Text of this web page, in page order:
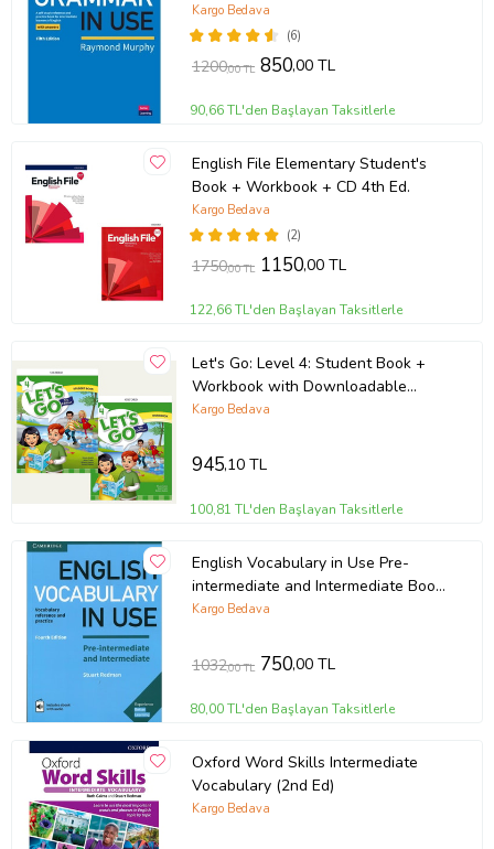
Downloadable Audios CD
(6)
Kargo Bedava
1200,00 TL 850,00 TL
90,66 TL'den Başlayan Taksitlerle
English File Elementary Student's
Book + Workbook + CD 4th Ed.
(2)
Kargo Bedava
1750,00 TL 1150,00 TL
122,66 TL'den Başlayan Taksitlerle
Let's Go: Level 4: Student Book +
Workbook with Downloadable
Audios
Kargo Bedava
945,10 TL
100,81 TL'den Başlayan Taksitlerle
English Vocabulary in Use Pre-
intermediate and Intermediate Book
and CD
Kargo Bedava
1032,00 TL 750,00 TL
80,00 TL'den Başlayan Taksitlerle
Oxford Word Skills Intermediate
Vocabulary (2nd Ed)
Kargo Bedava